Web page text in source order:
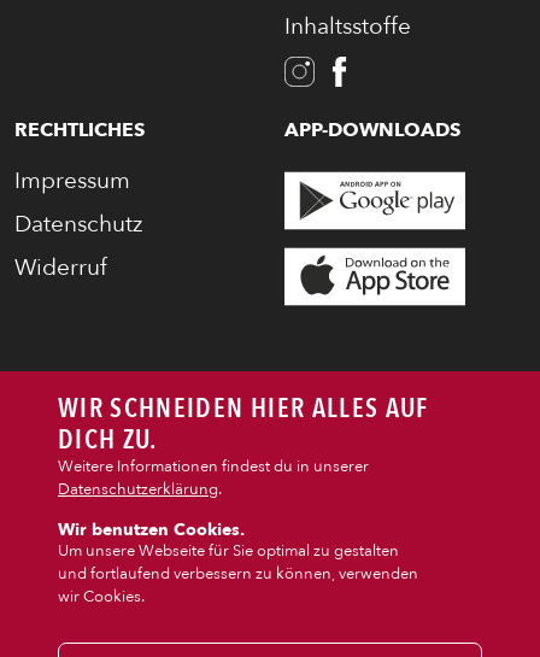
DIPS/EXTRAS
GETRÄNKE
Inhaltsstoffe
RECHTLICHES
Impressum
Datenschutz
Widerruf
APP-DOWNLOADS
WIR SCHNEIDEN HIER ALLES AUF
DICH ZU.
Weitere Informationen findest du in unserer
Datenschutzerklärung.
Wir benutzen Cookies.
Um unsere Webseite für Sie optimal zu gestalten
und fortlaufend verbessern zu können, verwenden
wir Cookies.